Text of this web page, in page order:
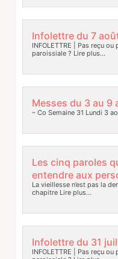
Infolettre du 7
INFOLETTRE | Pas reçu
paroissiale ? Lire plus…
Messes du 3 au 9
– Co Semaine 31 Lundi 3
Les cinq paroles
entendre aux
La vieillesse n’est pas la
chapitreLire plus…
Infolettre du 31
INFOLETTRE | Pas reçu